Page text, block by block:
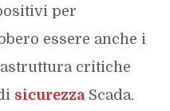
per
essere anche i
critiche
sicurezzaScada.